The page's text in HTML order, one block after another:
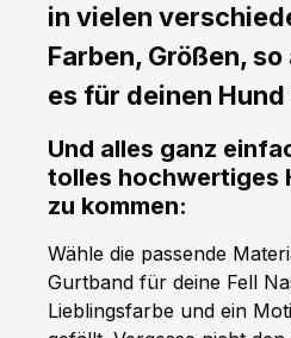
in vielen
Farben, Größen,
es für deinen
Und alles ganz
tolles hochwertiges
zu kommen:
Wähle die passende
Gurtband für deine Fell
Lieblingsfarbe und ein